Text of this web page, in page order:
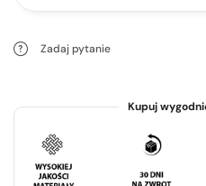
Zadaj pytanie
Kupuj